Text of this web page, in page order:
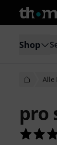
Shop
Alle
pro